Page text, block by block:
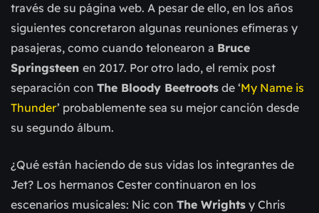
través de su página web. A pesar de ello, en los años
siguientes concretaron algunas reuniones efímeras y
pasajeras, como cuando telonearon a Bruce
Springsteen en 2017. Por otro lado, el remix post
separación con The Bloody Beetroots de ‘My Name is
Thunder’ probablemente sea su mejor canción desde
su segundo álbum.
¿Qué están haciendo de sus vidas los integrantes de
Jet? Los hermanos Cester continuaron en los
escenarios musicales: Nic con The Wrights y Chris